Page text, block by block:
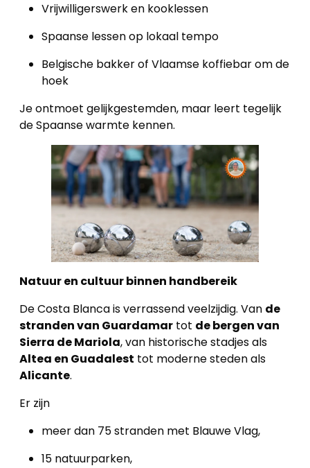
Vrijwilligerswerk en kooklessen
Spaanse lessen op lokaal tempo
Belgische bakker of Vlaamse koffiebar om de
hoek
Je ontmoet gelijkgestemden, maar leert tegelijk
de Spaanse warmte kennen.
Natuur en cultuur binnen handbereik
De Costa Blanca is verrassend veelzijdig. Van de
stranden van Guardamar tot de bergen van
Sierra de Mariola, van historische stadjes als
Altea en Guadalest tot moderne steden als
Alicante.
Er zijn
meer dan 75 stranden met Blauwe Vlag,
15 natuurparken,